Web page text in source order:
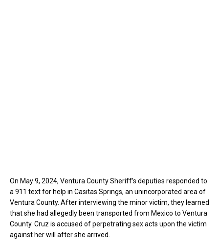
On May 9, 2024, Ventura County Sheriff’s deputies responded to
a 911 text for help in Casitas Springs, an unincorporated area of
Ventura County. After interviewing the minor victim, they learned
that she had allegedly been transported from Mexico to Ventura
County. Cruz is accused of perpetrating sex acts upon the victim
against her will after she arrived.